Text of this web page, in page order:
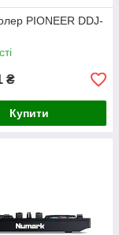
PIONEER DDJ-
₴
Купити